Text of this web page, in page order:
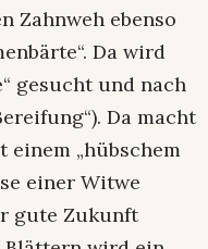
Zahnweh ebenso
Da wird
gesucht und nach
Da macht
einem „hübschem
einer Witwe
gute Zukunft